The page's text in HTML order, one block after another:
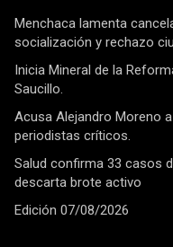
Menchaca lamenta
socialización y rechazo
Inicia Mineral de la
Saucillo.
Acusa Alejandro Moreno
periodistas críticos.
Salud confirma 33 casos
descarta brote activo
Edición 07/08/2026